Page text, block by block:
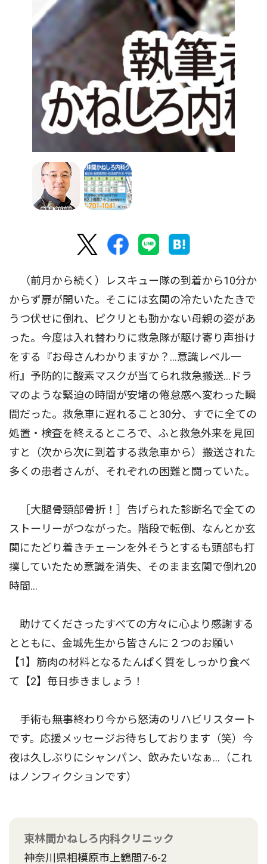
（前月から続く）レスキュー隊の到着から10分か
からず扉が開いた。そこには玄関の冷たいたたきで
うつ伏せに倒れ、ピクリとも動かない母親の姿があ
った。今度は入れ替わりに救急隊が駆け寄り声掛け
をする『お母さんわかりますか？…意識レベル一
桁』予防的に酸素マスクが当てられ救急搬送…ドラ
マのような緊迫の時間が安堵の倦怠感へ変わった瞬
間だった。救急車に遅れること30分、すでに全ての
処置・検査を終えるところで、ふと救急外来を見回
すと（次から次に到着する救急車から）搬送された
多くの患者さんが、それぞれの困難と闘っていた。
［大腿骨頸部骨折！］告げられた診断名で全ての
ストーリーがつながった。階段で転倒、なんとか玄
関にたどり着きチェーンを外そうとするも頭部も打
撲していたため意識を消失、そのまま玄関で倒れ20
時間…
助けてくださったすべての方々に心より感謝する
とともに、金城先生から皆さんに２つのお願い
【1】筋肉の材料となるたんぱく質をしっかり食べ
て【2】毎日歩きましょう！
手術も無事終わり今から怒涛のリハビリスタート
です。応援メッセージお待ちしております（笑）今
夜は久しぶりにシャンパン、飲みたいなぁ…（これ
はノンフィクションです）
東林間かねしろ内科クリニック
神奈川県相模原市上鶴間7-6-2